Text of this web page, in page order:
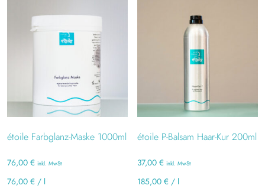
étoile Farbglanz-Maske 1000ml
76,00 € inkl. MwSt
76,00 € / l
étoile P-Balsam Haar-Kur 200ml
37,00€ inkl. MwSt
185,00€ / l